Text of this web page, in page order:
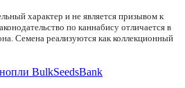
характер и не является призывом к
по каннабису отличается в
Семена реализуются как коллекционный
BulkSeedsBank